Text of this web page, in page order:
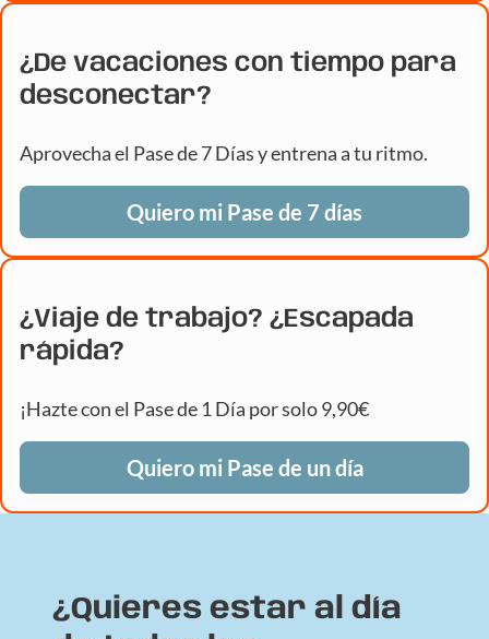
¿De vacaciones con tiempo para
desconectar?
Aprovecha el Pase de 7 Días y entrena a tu ritmo.
Quiero mi Pase de 7 días
¿Viaje de trabajo? ¿Escapada
rápida?
¡Hazte con el Pase de 1 Día por solo 9,90€
Quiero mi Pase de un día
¿Quieres estar al día